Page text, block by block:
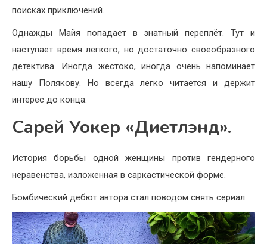
поисках приключений.
Однажды Майя попадает в знатный переплёт. Тут и
наступает время легкого, но достаточно своеобразного
детектива. Иногда жестоко, иногда очень напоминает
нашу Полякову. Но всегда легко читается и держит
интерес до конца.
Сарей Уокер «Диетлэнд».
История борьбы одной женщины против гендерного
неравенства, изложенная в саркастической форме.
Бомбический дебют автора стал поводом снять сериал.